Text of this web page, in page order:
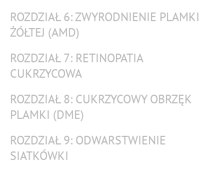
ROZDZIAŁ 6: ZWYRODNIENIE PLAMKI
ŻÓŁTEJ (AMD)
ROZDZIAŁ 7: RETINOPATIA
CUKRZYCOWA
ROZDZIAŁ 8: CUKRZYCOWY OBRZĘK
PLAMKI (DME)
ROZDZIAŁ 9: ODWARSTWIENIE
SIATKÓWKI